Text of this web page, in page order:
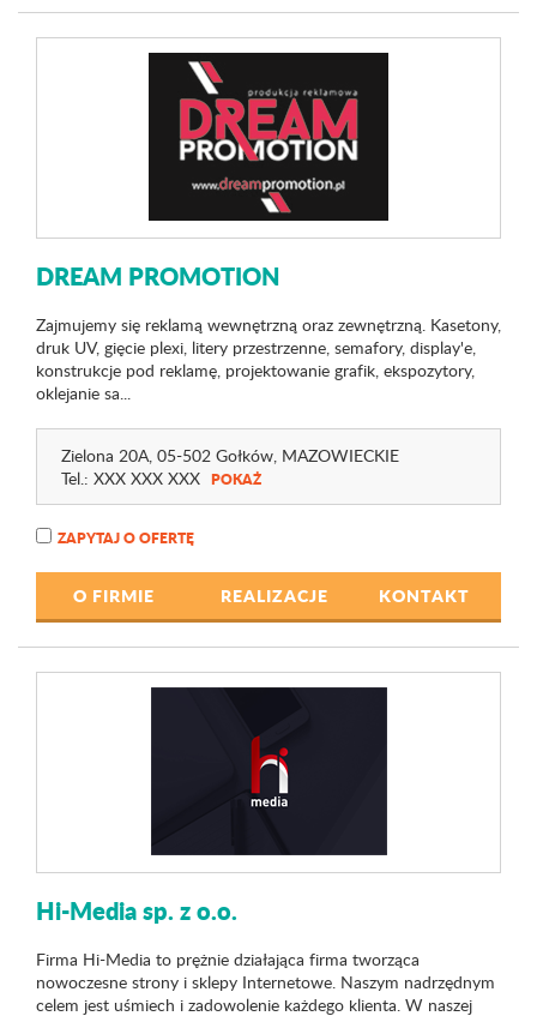
DREAM PROMOTION
Zajmujemy się reklamą wewnętrzną oraz zewnętrzną. Kasetony,
druk UV, gięcie plexi, litery przestrzenne, semafory, display'e,
konstrukcje pod reklamę, projektowanie grafik, ekspozytory,
oklejanie sa...
Zielona 20A, 05-502 Gołków, MAZOWIECKIE
Tel.: XXX XXX XXX POKAŻ
ZAPYTAJ O OFERTĘ
O FIRMIE REALIZACJE KONTAKT
Hi-Media sp. z o.o.
Firma Hi-Media to prężnie działająca firma tworząca
nowoczesne strony i sklepy Internetowe. Naszym nadrzędnym
celem jest uśmiech i zadowolenie każdego klienta. W naszej